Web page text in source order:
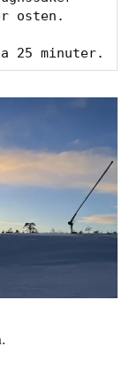
osten.
25 minuter.